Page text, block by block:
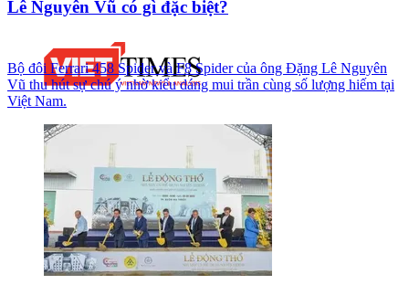
Lê Nguyên Vũ có gì đặc biệt?
Bộ đôi Ferrari 458 Spider và F8 Spider của ông Đặng Lê Nguyên
Vũ thu hút sự chú ý nhờ kiểu dáng mui trần cùng số lượng hiếm tại
Việt Nam.